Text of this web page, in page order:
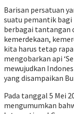
Barisan persatuan
suatu pemantik bagi
berbagai tantangan
kemerdekaan,
kita harus tetap
mengobarkan api
mewujudkan
yang disampaikan
Pada tanggal 5 Mei
mengumumkan